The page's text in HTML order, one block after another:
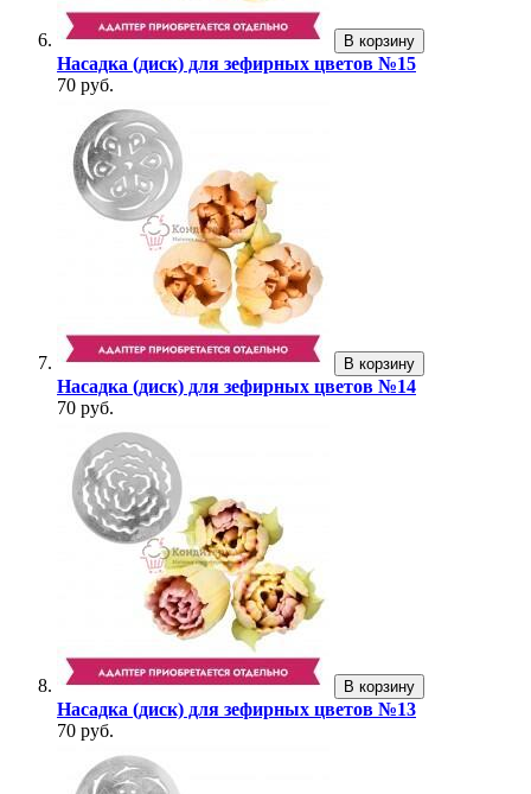
В корзину
Насадка (диск) для зефирных цветов №15
70 руб.
В корзину
Насадка (диск) для зефирных цветов №14
70 руб.
В корзину
Насадка (диск) для зефирных цветов №13
70 руб.